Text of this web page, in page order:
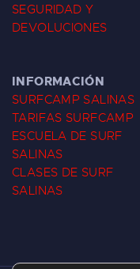
SEGURIDAD Y
DEVOLUCIONES
INFORMACIÓN
SURFCAMP SALINAS
TARIFAS SURFCAMP
ESCUELA DE SURF
SALINAS
CLASES DE SURF
SALINAS